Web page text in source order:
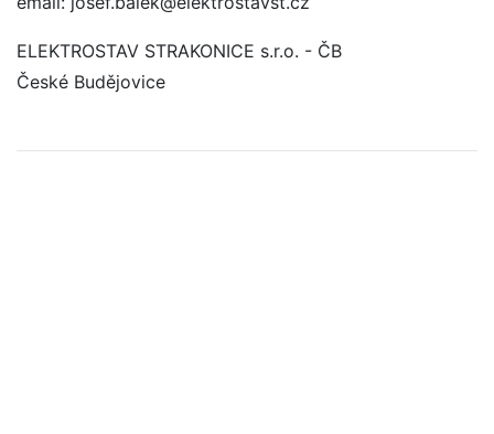
ELEKTROSTAV STRAKONICE s.r.o. - ČB
České Budějovice